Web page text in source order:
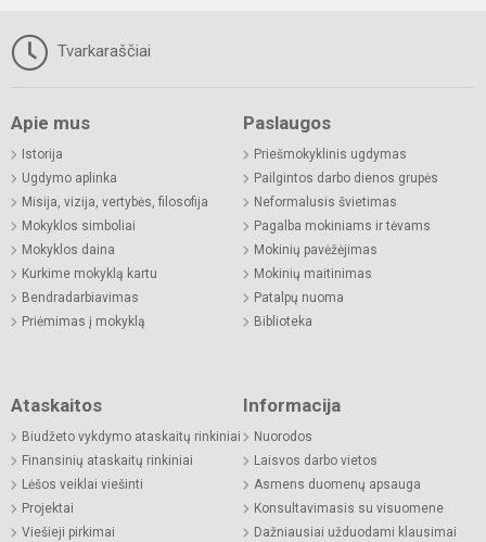
Tvarkaraščiai
Apie mus
Istorija
Ugdymo aplinka
Misija, vizija, vertybės, filosofija
Mokyklos simboliai
Mokyklos daina
Kurkime mokyklą kartu
Bendradarbiavimas
Priėmimas į mokyklą
Paslaugos
Priešmokyklinis ugdymas
Pailgintos darbo dienos grupės
Neformalusis švietimas
Pagalba mokiniams ir tėvams
Mokinių pavėžėjimas
Mokinių maitinimas
Patalpų nuoma
Biblioteka
Ataskaitos
Biudžeto vykdymo ataskaitų rinkiniai
Finansinių ataskaitų rinkiniai
Lėšos veiklai viešinti
Projektai
Viešieji pirkimai
Informacija
Nuorodos
Laisvos darbo vietos
Asmens duomenų apsauga
Konsultavimasis su visuomene
Dažniausiai užduodami klausimai